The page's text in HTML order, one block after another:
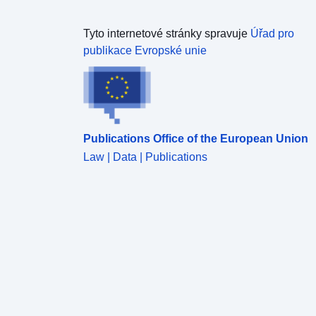
Tyto internetové stránky spravuje Úřad pro
publikace Evropské unie
Publications Office of the European Union
Law | Data | Publications